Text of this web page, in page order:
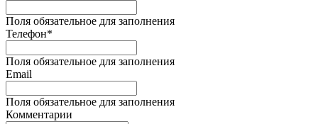
Поля обязательное для заполнения
Телефон*
Поля обязательное для заполнения
Email
Поля обязательное для заполнения
Комментарии